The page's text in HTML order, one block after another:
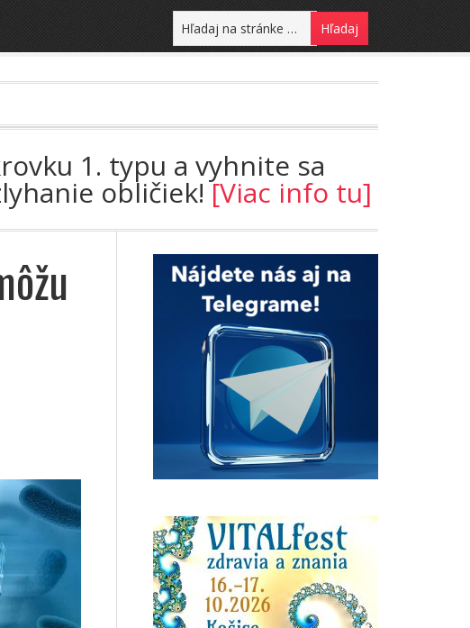
1. typu a vyhnite sa
obličiek![Viac info tu]